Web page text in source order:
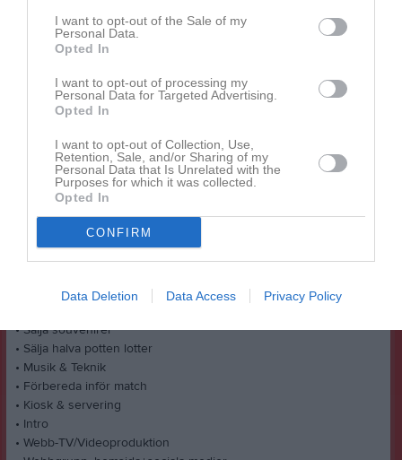
I want to opt-out of the Sale of my
Personal Data.
Opted In
I want to opt-out of processing my
Personal Data for Targeted Advertising.
Opted In
I want to opt-out of Collection, Use,
Retention, Sale, and/or Sharing of my
Personal Data that Is Unrelated with the
Purposes for which it was collected.
Opted In
CONFIRM
Data Deletion Data Access Privacy Policy
• Du får erfarenhet av att jobba med Sport & Event
• Möjlighet att skaffa dig kund-, kassa- och servicevana
• Inbjudan till avslutningsfest för alla volontärer!
• Träffa nya vänner som brinner för ishockey och klubben
Alla krafter behövs, Du behövs! Välkommen att höra av dig.
Kontakt & frågor: sport@ha74.se, telefon 0720-902 902 (kvällstid).
Vi söker volontärer inom följande områden:
• Publikvärd
• Sekretariat
• Sälja souvenirer
• Sälja halva potten lotter
• Musik & Teknik
• Förbereda inför match
• Kiosk & servering
• Intro
• Webb-TV/Videoproduktion